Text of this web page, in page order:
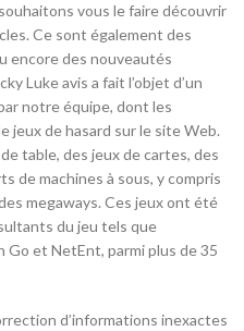
vous le faire découvrir
Ce sont également des
encore des nouveautés
Luke avis a fait l’objet d’un
notre équipe, dont les
jeux de hasard sur le site Web.
table, des jeux de cartes, des
de machines à sous, y compris
megaways. Ces jeux ont été
du jeu tels que
Go et NetEnt, parmi plus de 35
d’informations inexactes